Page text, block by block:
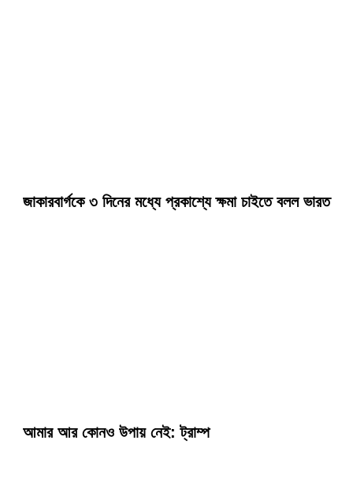
জাকারবার্গকে ৩ দিনের মধ্যে প্রকাশ্যে ক্ষমা চাইতে বলল ভারত
আমার আর কোনও উপায় নেই: ট্রাম্প